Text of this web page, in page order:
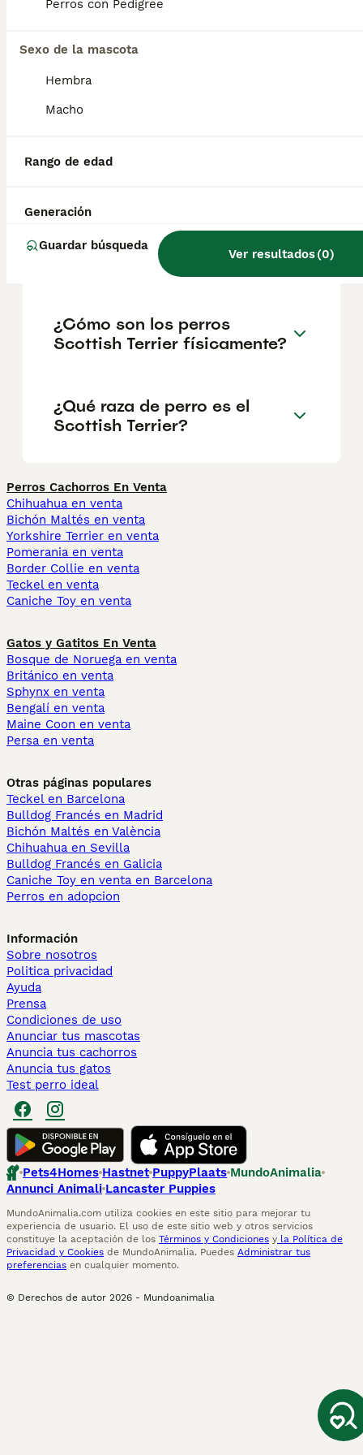
Perros con Pedigree
Sexo de la mascota
Hembra
Macho
Rango de edad
Generación
Guardar búsqueda
Ver resultados(0)
Informarse bien y comparar opciones antes
decisión.
Scottish Terriers?
¿Cómo es el
comportamiento del Scottish
¿Cómo son los perros
Scottish Terrier físicamente?
¿Qué raza de perro es el
Scottish Terrier?
Perros Cachorros En Venta
Chihuahua en venta
Bichón Maltés en venta
Yorkshire Terrier en venta
Pomerania en venta
Border Collie en venta
Teckel en venta
Caniche Toy en venta
Gatos y Gatitos En Venta
Bosque de Noruega en venta
Británico en venta
Sphynx en venta
Bengalí en venta
Maine Coon en venta
Persa en venta
Otras páginas populares
Teckel en Barcelona
Bulldog Francés en Madrid
Bichón Maltés en València
Chihuahua en Sevilla
Bulldog Francés en Galicia
Caniche Toy en venta en Barcelona
Perros en adopcion
Información
Sobre nosotros
Politica privacidad
Ayuda
Prensa
Condiciones de uso
Anunciar tus mascotas
Anuncia tus cachorros
Anuncia tus gatos
Test perro ideal
Pets4Homes Hastnet PuppyPlaats MundoAnimalia
Annunci Animali Lancaster Puppies
MundoAnimalia.com utiliza cookies en este sitio para mejorar tu
experiencia de usuario. El uso de este sitio web y otros servicios
constituye la aceptación de los Términos y Condiciones y la Política de
Privacidad y Cookies de MundoAnimalia. Puedes Administrar tus
preferencias en cualquier momento.
© Derechos de autor 2026 - Mundoanimalia